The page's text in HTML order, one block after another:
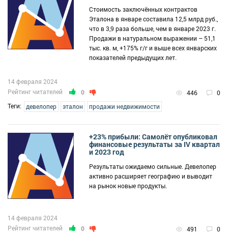
Стоимость заключённых контрактов
Эталона в январе составила 12,5 млрд руб.,
что в 3,9 раза больше, чем в январе 2023 г.
Продажи в натуральном выражении – 51,1
тыс. кв. м, +175% г/г и выше всех январских
показателей предыдущих лет.
Рейтинг читателей 0 446 0
14 февраля 2024
Теги: девелопер эталон продажи недвижимости
+23% прибыли: Самолёт опубликовал
финансовые результаты за IV квартал
и 2023 год
Результаты ожидаемо сильные. Девелопер
активно расширяет географию и выводит
на рынок новые продукты.
Рейтинг читателей 0 491 0
14 февраля 2024